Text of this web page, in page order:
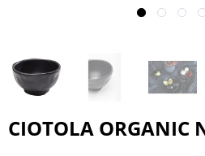
CIOTOLA ORGANIC